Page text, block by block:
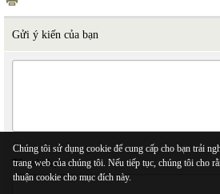
Gửi ý kiến của bạn
Tên của bạn
Chúng tôi sử dụng cookie để cung cấp cho bạn trải
trang web của chúng tôi. Nếu tiếp tục, chúng tôi cho
thuận cookie cho mục đích này.